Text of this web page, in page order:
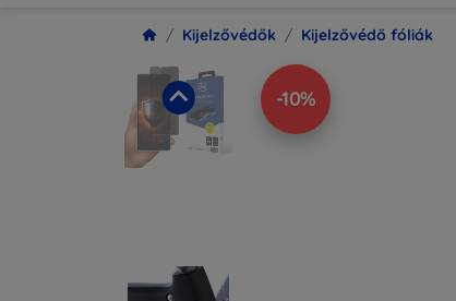
Kijelzővédők Kijelzővédő fóliák
-10%